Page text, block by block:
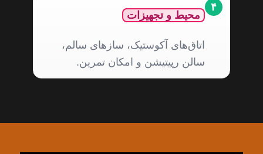
۴
محیط و تجهیزات
اتاق‌های آکوستیک، سازهای سالم،
سالن رپیتیشن و امکان تمرین.